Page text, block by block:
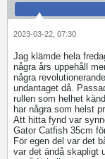
2023-03-22, 07:30
Jag klämde hela
några års uppehåll
några
undantaget då.
rullen som helhet
har några som helst
Att hitta fynd var
Gator Catfish 35cm
För egen del var det
var det ändå skapligt